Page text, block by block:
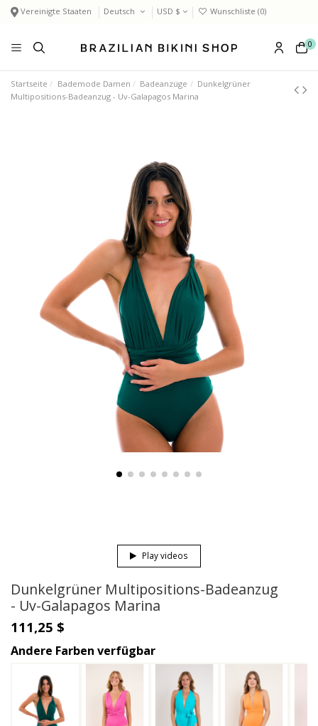
Vereinigte Staaten Deutsch USD $ Wunschliste (0)
0
Startseite Bademode Damen Badeanzüge
Dunkelgrüner
Multipositions-Badeanzug - Uv-Galapagos Marina
Play videos
Dunkelgrüner Multipositions-Badeanzug
- Uv-Galapagos Marina
111,25 $
Andere Farben verfügbar